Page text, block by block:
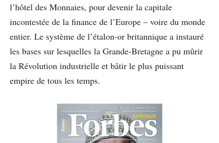
l’hôtel des Monnaies, pour devenir la capitale
incontestée de la ﬁnance de l’Europe – voire du monde
entier. Le système de l’étalon-or britannique a instauré
les bases sur lesquelles la Grande-Bretagne a pu mûrir
la Révolution industrielle et bâtir le plus puissant
empire de tous les temps.